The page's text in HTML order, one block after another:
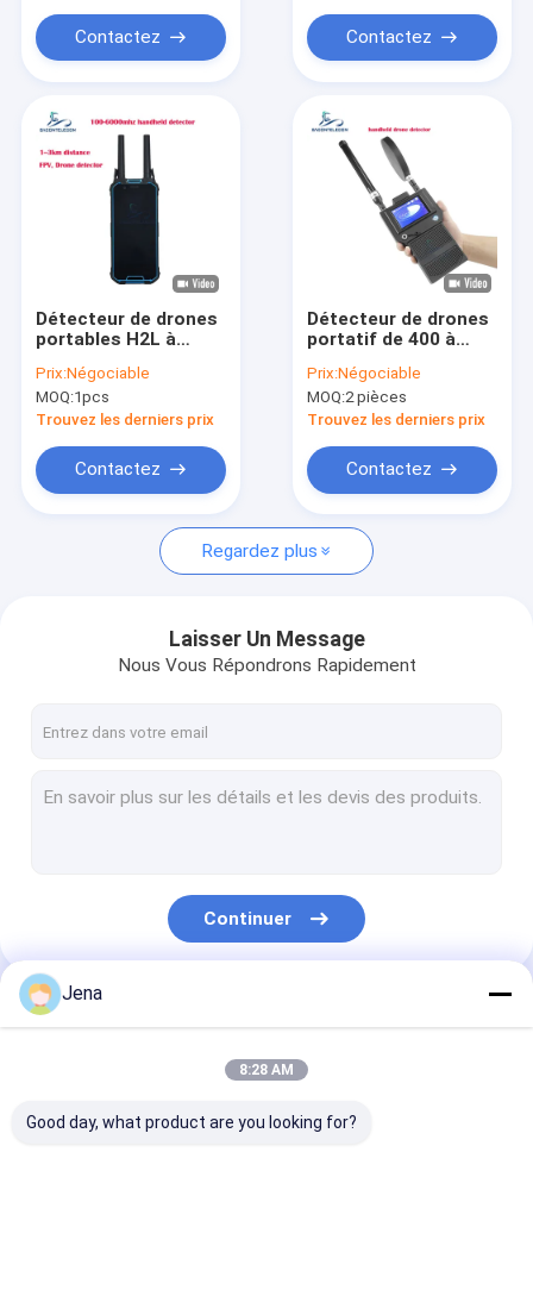
Produits
Vidéos
Contrôle qualité
Contactez-nous
Les affaires
Brouilleur de signal de téléphone portable
Brouilleur de signal de téléphone portable
Brouilleur portatif de signal
Brouilleurs de téléphone portable de prison
Contactez Contactez
Détecteur de drones
portables H2L à
avec une fréquence
de 100 à 6 GHz pour
la détection de
Prix:Négociable
MOQ:1pcs
Trouvez les derniers prix
Contactez
Détecteur de drones
portatif de 400 à
portée de 2 km et
une couverture à
360° pour les drones
Prix:Négociable
MOQ:2 pièces
Trouvez les derniers prix
Contactez
Regardez plus
Laisser Un Message
Nous Vous Répondrons Rapidement
Continuer
Nos Catégories
Jena
8:28 AM
Good day, what product are you looking for?